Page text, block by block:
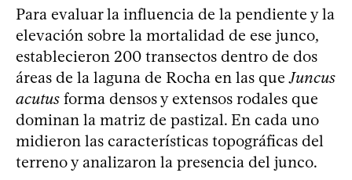
Para evaluar la influencia de la pendiente y la
elevación sobre la mortalidad de ese junco,
establecieron 200 transectos dentro de dos
áreas de la laguna de Rocha en las queJuncus
acutus forma densos y extensos rodales que
dominan la matriz de pastizal. En cada uno
midieron las características topográficas del
terreno y analizaron la presencia del junco.